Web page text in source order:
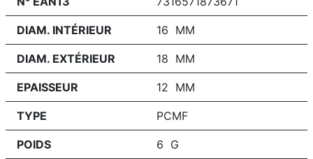
DIAM. INTÉRIEUR 16 MM
DIAM. EXTÉRIEUR 18 MM
EPAISSEUR 12 MM
TYPE PCMF
POIDS 6 G